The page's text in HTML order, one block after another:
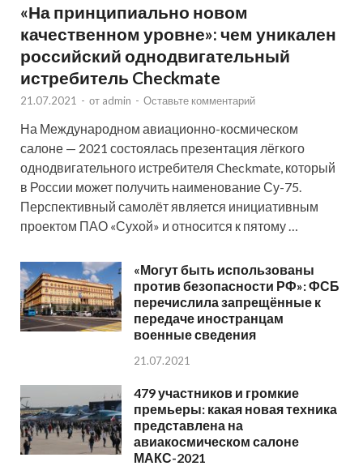
«На принципиально новом
качественном уровне»: чем уникален
российский однодвигательный
истребитель Checkmate
21.07.2021 - от admin - Оставьте комментарий
На Международном авиационно-космическом
салоне — 2021 состоялась презентация лёгкого
однодвигательного истребителя Checkmate, который
в России может получить наименование Су-75.
Перспективный самолёт является инициативным
проектом ПАО «Сухой» и относится к пятому …
«Могут быть использованы
против безопасности РФ»: ФСБ
перечислила запрещённые к
передаче иностранцам
военные сведения
21.07.2021
479 участников и громкие
премьеры: какая новая техника
представлена на
авиакосмическом салоне
МАКС-2021